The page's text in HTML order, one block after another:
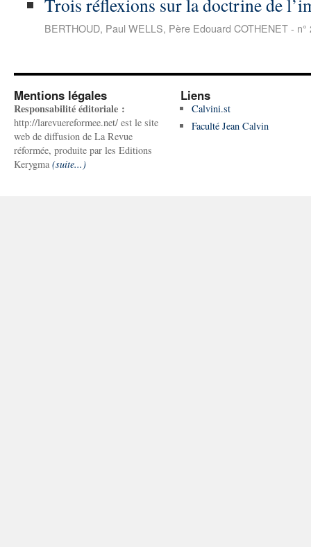
Trois réflexions sur la doctrine de
BERTHOUD, Paul WELLS, Père Edouard COTHENET - n°
Mentions légales
Responsabilité éditoriale :
http://larevuereformee.net/ est le site
web de diffusion de La Revue
réformée, produite par les Editions
Kerygma (suite...)
Liens
Calvini.st
Faculté Jean Calvin